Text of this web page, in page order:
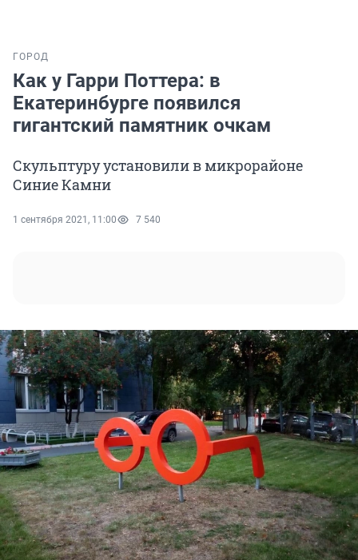
ГОРОД
Как у Гарри Поттера: в
Екатеринбурге появился
гигантский памятник очкам
Скульптуру установили в микрорайоне
Синие Камни
1 сентября 2021, 11:00 7 540